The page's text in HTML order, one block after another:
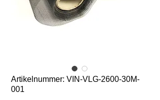
Artikelnummer: VIN-VLG-2600-30M-
001